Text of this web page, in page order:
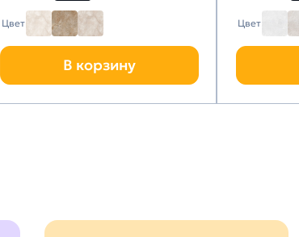
Цвет
В корзину
Цвет